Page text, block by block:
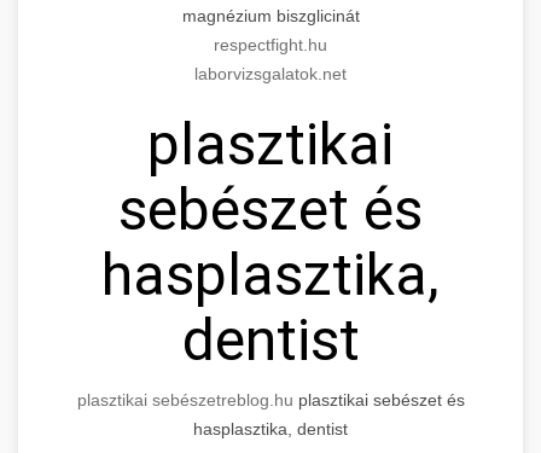
magnézium biszglicinát
respectfight.hu
laborvizsgalatok.net
plasztikai
sebészet és
hasplasztika,
dentist
plasztikai sebészetreblog.hu plasztikai sebészet és
hasplasztika, dentist